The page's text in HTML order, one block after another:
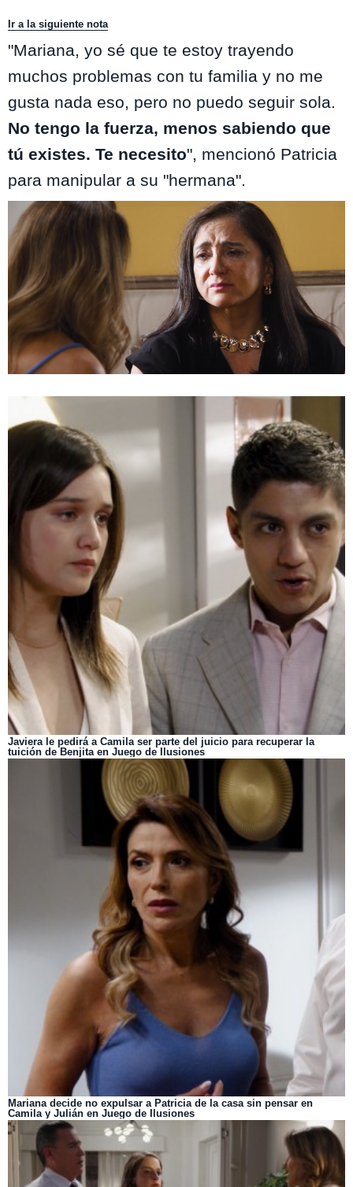
Ir a la siguiente nota
"Mariana, yo sé que te estoy trayendo
muchos problemas con tu familia y no me
gusta nada eso, pero no puedo seguir sola.
No tengo la fuerza, menos sabiendo que
tú existes. Te necesito", mencionó Patricia
para manipular a su "hermana".
Javiera le pedirá a Camila ser parte del juicio para recuperar la
tuición de Benjita en Juego de Ilusiones
Mariana decide no expulsar a Patricia de la casa sin pensar en
Camila y Julián en Juego de Ilusiones